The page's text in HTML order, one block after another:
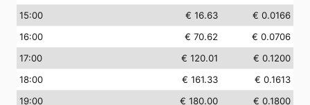
15:00 € 16.63
€ 0.0166
16:00 € 70.62
€ 0.0706
17:00 € 120.01
€ 0.1200
18:00 € 161.33
€ 0.1613
19:00 € 180.00
€ 0.1800